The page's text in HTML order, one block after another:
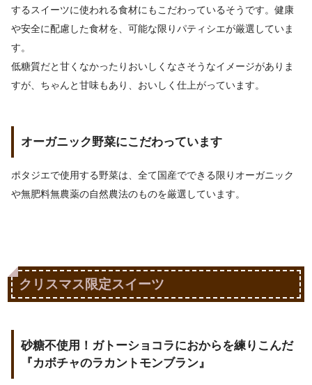
するスイーツに使われる食材にもこだわっているそうです。健康
や安全に配慮した食材を、可能な限りパティシエが厳選していま
す。
低糖質だと甘くなかったりおいしくなさそうなイメージがありま
すが、ちゃんと甘味もあり、おいしく仕上がっています。
オーガニック野菜にこだわっています
ポタジエで使用する野菜は、全て国産でできる限りオーガニック
や無肥料無農薬の自然農法のものを厳選しています。
クリスマス限定スイーツ
砂糖不使用！ガトーショコラにおからを練りこんだ
『カボチャのラカントモンブラン』